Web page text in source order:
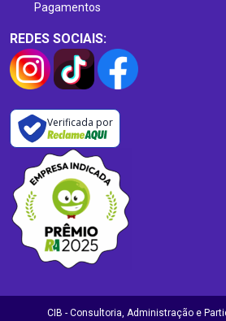
Pagamentos
REDES SOCIAIS:
Verificada por
CIB - Consultoria, Administração e